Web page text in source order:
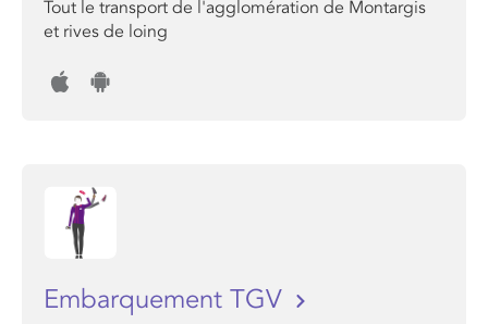
Tout le transport de l'agglomération de Montargis
et rives de loing
Embarquement TGV